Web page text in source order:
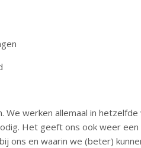
We werken allemaal in
Het geeft ons ook weer
ons en waarin we (beter)